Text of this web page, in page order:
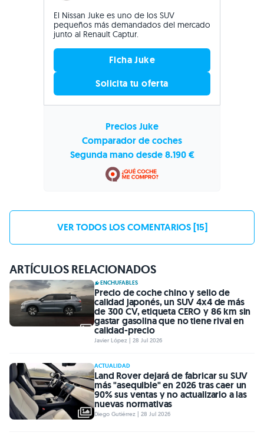
El Nissan Juke es uno de los SUV
pequeños más demandados del mercado
junto al Renault Captur.
Ficha Juke
Solicita tu oferta
Precios Juke
Comparador de coches
Segunda mano desde 8.190 €
VER TODOS LOS COMENTARIOS [15]
ARTÍCULOS RELACIONADOS
ENCHUFABLES
Precio de coche chino y sello de
calidad japonés, un SUV 4x4 de más
de 300 CV, etiqueta CERO y 86 km sin
gastar gasolina que no tiene rival en
calidad-precio
Javier López | 28 Jul 2026
ACTUALIDAD
Land Rover dejará de fabricar su SUV
más "asequible" en 2026 tras caer un
90% sus ventas y no actualizarlo a las
nuevas normativas
Diego Gutiérrez | 28 Jul 2026